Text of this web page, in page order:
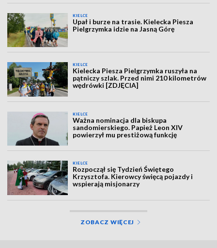
KIELCE
Upał i burze na trasie. Kielecka Piesza
Pielgrzymka idzie na Jasną Górę
KIELCE
Kielecka Piesza Pielgrzymka ruszyła na
pątniczy szlak. Przed nimi 210 kilometrów
wędrówki [ZDJĘCIA]
KIELCE
Ważna nominacja dla biskupa
sandomierskiego. Papież Leon XIV
powierzył mu prestiżową funkcję
KIELCE
Rozpoczął się Tydzień Świętego
Krzysztofa. Kierowcy święcą pojazdy i
wspierają misjonarzy
ZOBACZ WIĘCEJ